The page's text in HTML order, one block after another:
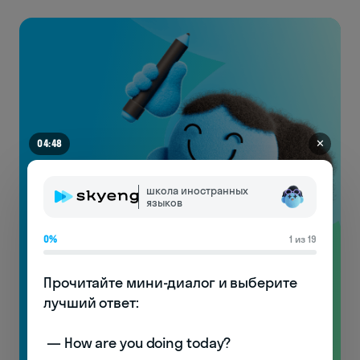
по произношению
с носителями!
Узнаете особенности английской фонетики
04:43 ✕
школа иностранных
языков
0% 1 из 19
Прочитайте мини-диалог и выберите
лучший ответ: